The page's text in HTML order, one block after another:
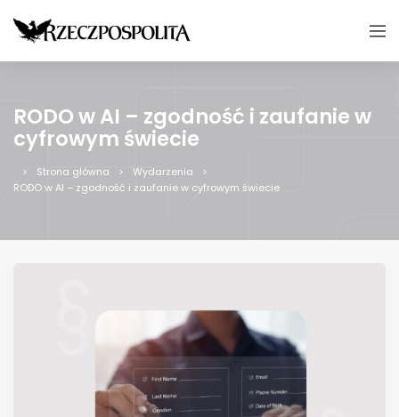
RODO w AI – zgodność i zaufanie w
cyfrowym świecie
Strona główna
Wydarzenia
RODO w AI – zgodność i zaufanie w cyfrowym świecie